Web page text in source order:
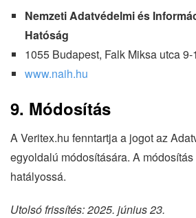
Nemzeti Adatvédelmi és
Hatóság
1055 Budapest, Falk Miksa utca 9-
www.naih.hu
9. Módosítás
A Veritex.hu fenntartja a jogot az
egyoldalú módosítására. A
hatályossá.
Utolsó frissítés: 2025. június 23.